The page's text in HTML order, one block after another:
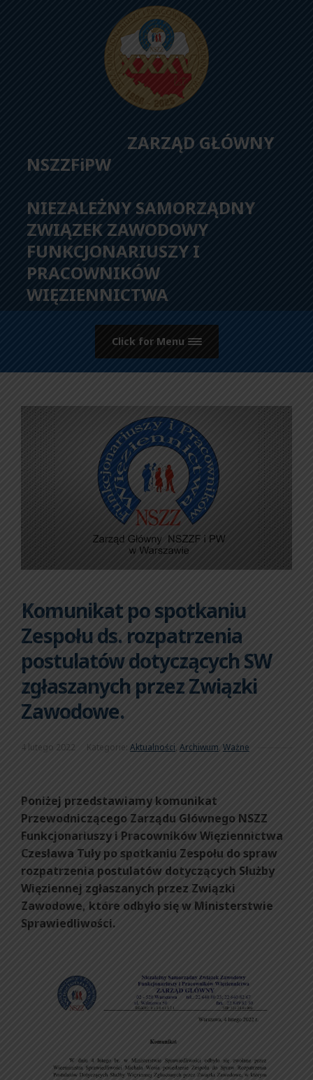
ZARZĄD GŁÓWNY
NSZZFiPW
NIEZALEŻNY SAMORZĄDNY
ZWIĄZEK ZAWODOWY
FUNKCJONARIUSZY I
PRACOWNIKÓW
WIĘZIENNICTWA
Click for Menu
Komunikat po spotkaniu
Zespołu ds. rozpatrzenia
postulatów dotyczących SW
zgłaszanych przez Związki
Zawodowe.
4 lutego 2022 Kategorie: Aktualności, Archiwum, Ważne
Poniżej przedstawiamy komunikat
Przewodniczącego Zarządu Głównego NSZZ
Funkcjonariuszy i Pracowników Więziennictwa
Czesława Tuły po spotkaniu Zespołu do spraw
rozpatrzenia postulatów dotyczących Służby
Więziennej zgłaszanych przez Związki
Zawodowe, które odbyło się w Ministerstwie
Sprawiedliwości.